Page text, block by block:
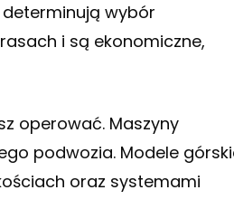
wybór
i są ekonomiczne,
operować. Maszyny
podwozia. Modele
oraz systemami